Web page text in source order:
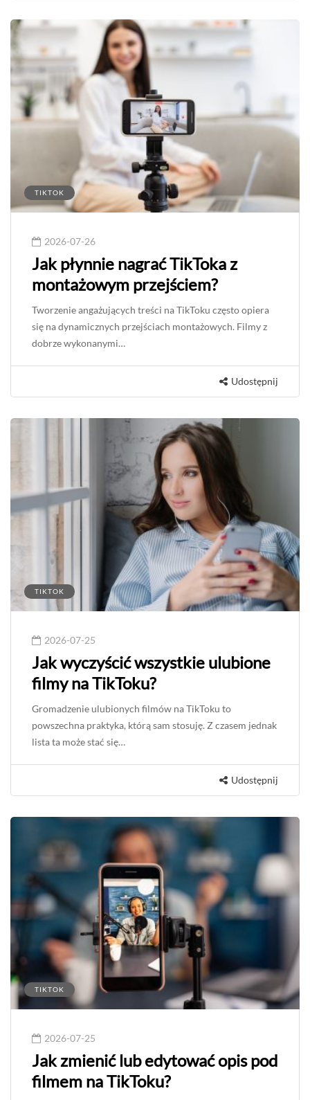
TIKTOK
2026-07-26
Jak płynnie nagrać TikToka z
montażowym przejściem?
Tworzenie angażujących treści na TikToku często opiera
się na dynamicznych przejściach montażowych. Filmy z
dobrze wykonanymi…
Udostępnij
TIKTOK
2026-07-25
Jak wyczyścić wszystkie ulubione
filmy na TikToku?
Gromadzenie ulubionych filmów na TikToku to
powszechna praktyka, którą sam stosuję. Z czasem jednak
lista ta może stać się…
Udostępnij
TIKTOK
2026-07-25
Jak zmienić lub edytować opis pod
filmem na TikToku?